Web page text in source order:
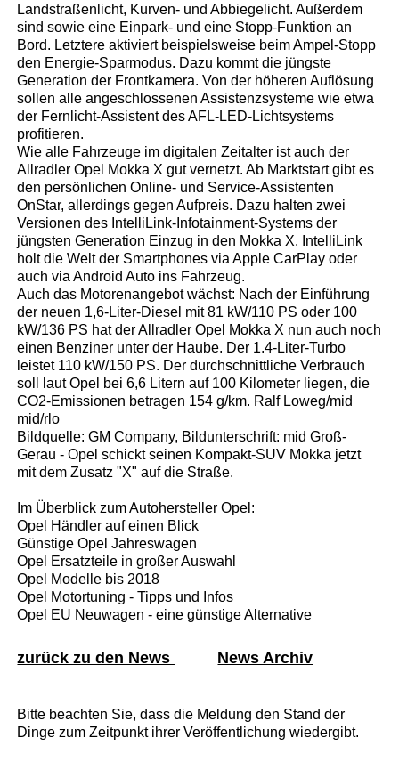
Landstraßenlicht, Kurven- und Abbiegelicht. Außerdem
sind sowie eine Einpark- und eine Stopp-Funktion an
Bord. Letztere aktiviert beispielsweise beim Ampel-Stopp
den Energie-Sparmodus. Dazu kommt die jüngste
Generation der Frontkamera. Von der höheren Auflösung
sollen alle angeschlossenen Assistenzsysteme wie etwa
der Fernlicht-Assistent des AFL-LED-Lichtsystems
profitieren.
Wie alle Fahrzeuge im digitalen Zeitalter ist auch der
Allradler Opel Mokka X gut vernetzt. Ab Marktstart gibt es
den persönlichen Online- und Service-Assistenten
OnStar, allerdings gegen Aufpreis. Dazu halten zwei
Versionen des IntelliLink-Infotainment-Systems der
jüngsten Generation Einzug in den Mokka X. IntelliLink
holt die Welt der Smartphones via Apple CarPlay oder
auch via Android Auto ins Fahrzeug.
Auch das Motorenangebot wächst: Nach der Einführung
der neuen 1,6-Liter-Diesel mit 81 kW/110 PS oder 100
kW/136 PS hat der Allradler Opel Mokka X nun auch noch
einen Benziner unter der Haube. Der 1.4-Liter-Turbo
leistet 110 kW/150 PS. Der durchschnittliche Verbrauch
soll laut Opel bei 6,6 Litern auf 100 Kilometer liegen, die
CO2-Emissionen betragen 154 g/km. Ralf Loweg/mid
mid/rlo
Bildquelle: GM Company, Bildunterschrift: mid Groß-
Gerau - Opel schickt seinen Kompakt-SUV Mokka jetzt
mit dem Zusatz "X" auf die Straße.
Im Überblick zum Autohersteller Opel:
Opel Händler auf einen Blick
Günstige Opel Jahreswagen
Opel Ersatzteile in großer Auswahl
Opel Modelle bis 2018
Opel Motortuning - Tipps und Infos
Opel EU Neuwagen - eine günstige Alternative
zurück zu den News News Archiv
Bitte beachten Sie, dass die Meldung den Stand der
Dinge zum Zeitpunkt ihrer Veröffentlichung wiedergibt.